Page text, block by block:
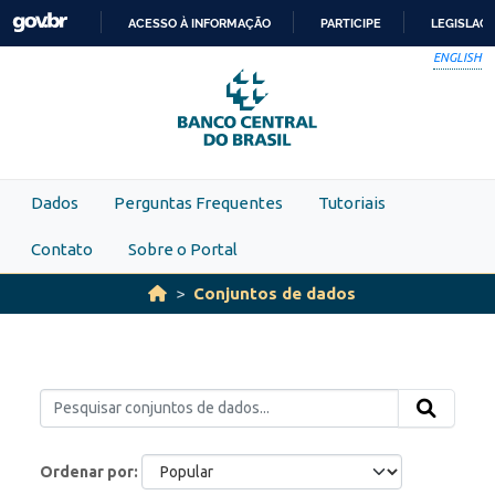
Skip to main content
PARA
O
CONTEÚDO
ACESSO À INFORMAÇÃO PARTICIPE
ENGLISH
Dados Perguntas Frequentes Tutoriais
Contato Sobre o Portal
Conjuntos de dados
Ordenar por